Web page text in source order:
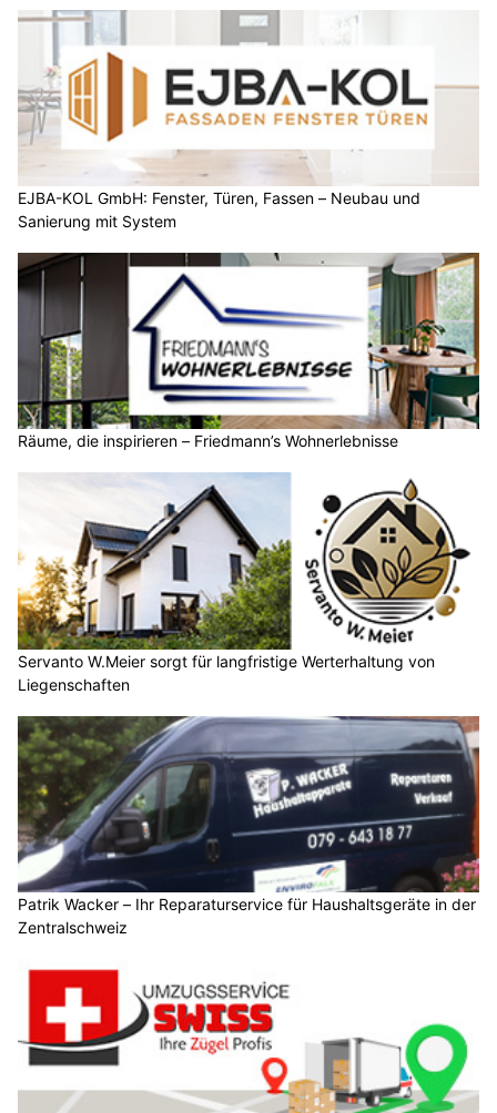
EJBA-KOL GmbH: Fenster, Türen, Fassen – Neubau und
Sanierung mit System
Räume, die inspirieren – Friedmann’s Wohnerlebnisse
Servanto W.Meier sorgt für langfristige Werterhaltung von
Liegenschaften
Patrik Wacker – Ihr Reparaturservice für Haushaltsgeräte in der
Zentralschweiz